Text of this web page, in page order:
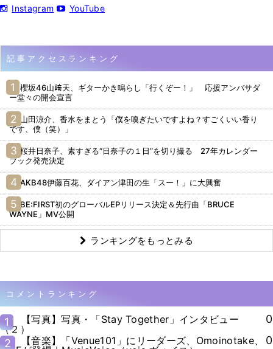
Instagram YouTube
記事アクセスランキング
櫻坂46山﨑天、ギターかき鳴らし「行くぞー！」 応援アンバサダ
ー堂々の開会宣言
山田涼介、香水をまとう「僕を嗅ぎたいですよね？すごくいい香り
です、僕（笑）」
桜井日奈子、素すぎる“日奈子の１日”を切り撮る 27年カレンダー
ブック発売決定
AKB48伊藤百花、ダイアン津田の生「スー！」に大興奮
BE:FIRST初のグローバルEPリリース決定＆先行曲「BRUCE
WAYNE」MV公開
ランキングをもっとみる
コメントランキング
1
【写真】写真・「Stay Together」インタビュー
（２）
0
2
【音楽】「Venue101」にリーダーズ、Omoinotake、
0